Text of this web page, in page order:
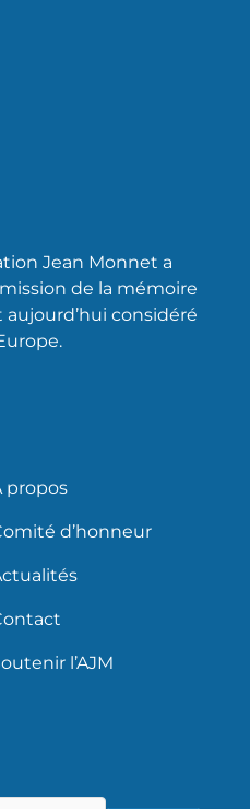
Jean Monnet a
de la mémoire
considéré
propos
d’honneur
l’AJM